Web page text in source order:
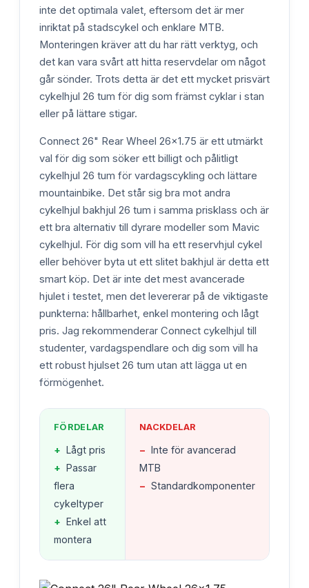
inte det optimala valet, eftersom det är mer
inriktat på stadscykel och enklare MTB.
Monteringen kräver att du har rätt verktyg, och
det kan vara svårt att hitta reservdelar om något
går sönder. Trots detta är det ett mycket prisvärt
cykelhjul 26 tum för dig som främst cyklar i stan
eller på lättare stigar.
Connect 26" Rear Wheel 26x1.75 är ett utmärkt
val för dig som söker ett billigt och pålitligt
cykelhjul 26 tum för vardagscykling och lättare
mountainbike. Det står sig bra mot andra
cykelhjul bakhjul 26 tum i samma prisklass och är
ett bra alternativ till dyrare modeller som Mavic
cykelhjul. För dig som vill ha ett reservhjul cykel
eller behöver byta ut ett slitet bakhjul är detta ett
smart köp. Det är inte det mest avancerade
hjulet i testet, men det levererar på de viktigaste
punkterna: hållbarhet, enkel montering och lågt
pris. Jag rekommenderar Connect cykelhjul till
studenter, vardagspendlare och dig som vill ha
ett robust hjulset 26 tum utan att lägga ut en
förmögenhet.
FÖRDELAR
+ Lågt pris
+ Passar
flera
cykeltyper
+ Enkel att
montera
NACKDELAR
− Inte för avancerad
MTB
− Standardkomponenter